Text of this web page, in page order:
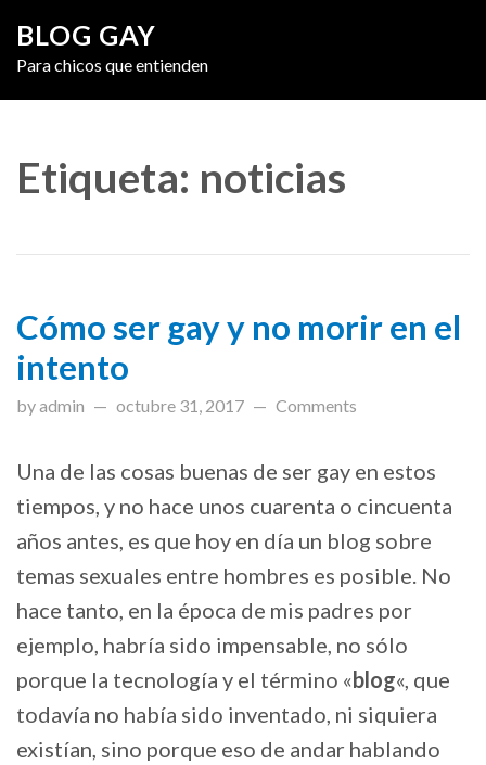
BLOG GAY
Para chicos que entienden
Etiqueta: noticias
Cómo ser gay y no morir en el
intento
by admin octubre 31, 2017 Comments
Una de las cosas buenas de ser gay en estos
tiempos, y no hace unos cuarenta o cincuenta
años antes, es que hoy en día un blog sobre
temas sexuales entre hombres es posible. No
hace tanto, en la época de mis padres por
ejemplo, habría sido impensable, no sólo
porque la tecnología y el término «blog«, que
todavía no había sido inventado, ni siquiera
existían, sino porque eso de andar hablando